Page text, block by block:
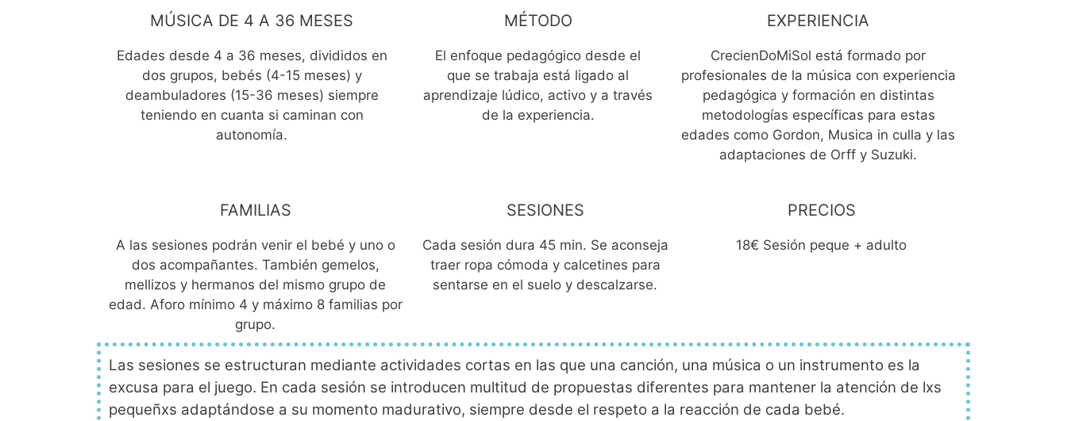
MÚSICA DE 4 A 36 MESES
Edades desde 4 a 36 meses, divididos en
dos grupos, bebés (4-15 meses) y
deambuladores (15-36 meses) siempre
teniendo en cuanta si caminan con
autonomía.
MÉTODO
El enfoque pedagógico desde el
que se trabaja está ligado al
aprendizaje lúdico, activo y a través
de la experiencia.
EXPERIENCIA
CrecienDoMiSol está formado por
profesionales de la música con experiencia
pedagógica y formación en distintas
metodologías específicas para estas
edades como Gordon, Musica in culla y las
adaptaciones de Orff y Suzuki.
FAMILIAS
A las sesiones podrán venir el bebé y uno o
dos acompañantes. También gemelos,
mellizos y hermanos del mismo grupo de
edad. Aforo mínimo 4 y máximo 8 familias por
grupo.
SESIONES
Cada sesión dura 45 min. Se aconseja
traer ropa cómoda y calcetines para
sentarse en el suelo y descalzarse.
PRECIOS
18€ Sesión peque + adulto
Las sesiones se estructuran mediante actividades cortas en las que una canción, una música o un instrumento es la
excusa para el juego. En cada sesión se introducen multitud de propuestas diferentes para mantener la atención de lxs
pequeñxs adaptándose a su momento madurativo, siempre desde el respeto a la reacción de cada bebé.